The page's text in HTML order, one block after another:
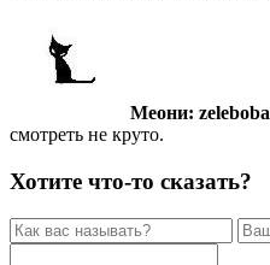
Меони: zeleboba
смотреть не круто.
Хотите что-то сказать?